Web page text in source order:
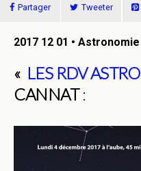
Partager Tweeter
2017 12 01 • Astronomie
« LES RDV ASTRO
CANNAT: